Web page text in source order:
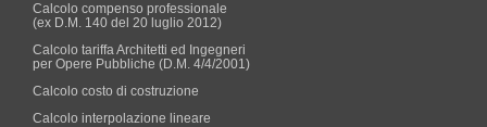
Calcolo compenso professionale
(ex D.M. 140 del 20 luglio 2012)
Calcolo tariffa Architetti ed Ingegneri
per Opere Pubbliche (D.M. 4/4/2001)
Calcolo costo di costruzione
Calcolo interpolazione lineare